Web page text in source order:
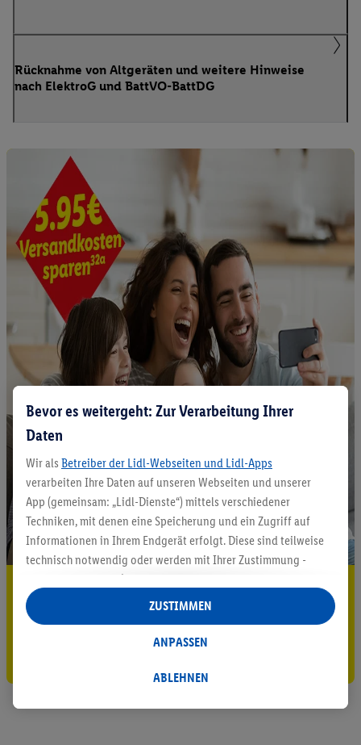
Rücknahme von Altgeräten und weitere Hinweise
nach ElektroG und BattVO-BattDG
5.95 € Versand sparen³²ᵃ
Bevor es weitergeht: Zur Verarbeitung Ihrer
Daten
Wir als Betreiber der Lidl-Webseiten und Lidl-Apps
verarbeiten Ihre Daten auf unseren Webseiten und unserer
App (gemeinsam: „Lidl-Dienste“) mittels verschiedener
Techniken, mit denen eine Speicherung und ein Zugriff auf
Informationen in Ihrem Endgerät erfolgt. Diese sind teilweise
technisch notwendig oder werden mit Ihrer Zustimmung -
auch durch Partner (u.a.
Verantwortliche; im Zusammenhang mit dem IAB TCF
insgesamt
Statistik-Erstellung oder für personalisierte Werbung
Datenverarbeitungen für personalisierte Werbung werden
ABLEHNEN
ANPASSEN
ZUSTIMMEN